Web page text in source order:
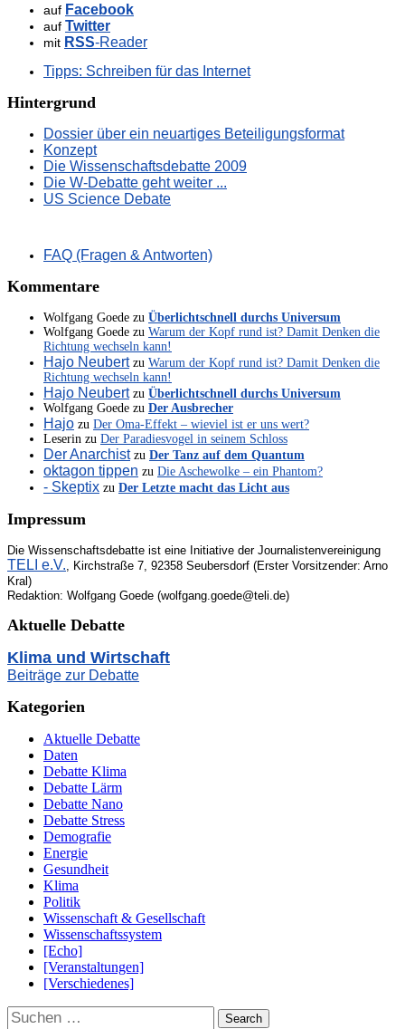
auf Facebook
auf Twitter
mit RSS-Reader
Tipps: Schreiben für das Internet
Hintergrund
Dossier über ein neuartiges Beteiligungsformat
Konzept
Die Wissenschaftsdebatte 2009
Die W-Debatte geht weiter ...
US Science Debate
FAQ (Fragen & Antworten)
Kommentare
Wolfgang Goede zu Überlichtschnell durchs Universum
Wolfgang Goede zu Warum der Kopf rund ist? Damit Denken die
Richtung wechseln kann!
Hajo Neubertzu Warum der Kopf rund ist? Damit Denken die
Richtung wechseln kann!
Hajo Neubertzu Überlichtschnell durchs Universum
Wolfgang Goede zu Der Ausbrecher
Hajo zu Der Oma-Effekt – wieviel ist er uns wert?
Leserin zu Der Paradiesvogel in seinem Schloss
Der Anarchistzu Der Tanz auf dem Quantum
oktagon tippen zu Die Aschewolke – ein Phantom?
- Skeptix zu Der Letzte macht das Licht aus
Impressum
Die Wissenschaftsdebatte ist eine Initiative der Journalistenvereinigung
TELI e.V. , Kirchstraße 7, 92358 Seubersdorf (Erster Vorsitzender: Arno
Kral)
Redaktion: Wolfgang Goede (wolfgang.goede@teli.de)
Aktuelle Debatte
Klima und Wirtschaft
Beiträge zur Debatte
Kategorien
Aktuelle Debatte
Daten
Debatte Klima
Debatte Lärm
Debatte Nano
Debatte Stress
Demografie
Energie
Gesundheit
Klima
Politik
Wissenschaft & Gesellschaft
Wissenschaftssystem
[Echo]
[Veranstaltungen]
[Verschiedenes]
Suchen